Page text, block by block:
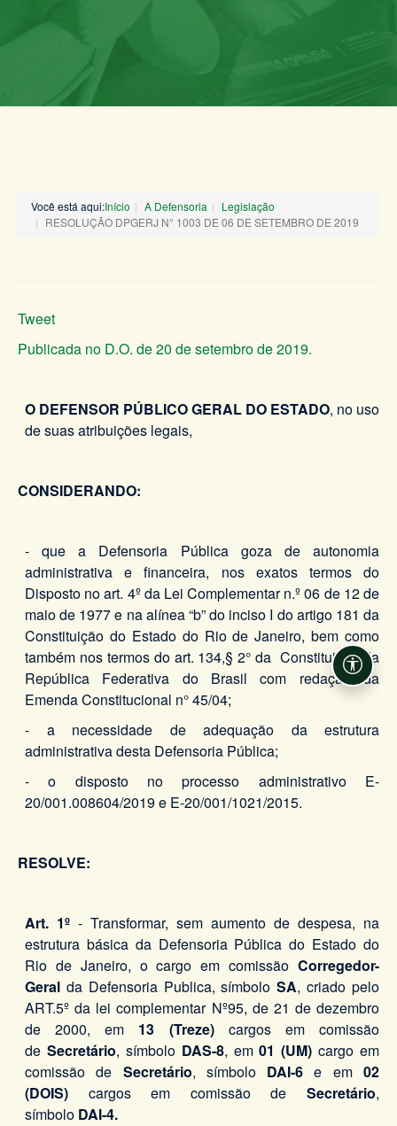
Você está aqui:Início A Defensoria
Legislação
RESOLUÇÃO DPGERJ N° 1003 DE 06 DE SETEMBRO DE 2019
Tweet
Publicada no D.O. de 20 de setembro de 2019.
O DEFENSOR PÚBLICO GERAL DO ESTADO, no uso
de suas atribuições legais,
CONSIDERANDO:
- que a Defensoria Pública goza de autonomia
administrativa e financeira, nos exatos termos do
Disposto no art. 4º da Lei Complementar n.º 06 de 12 de
maio de 1977 e na alínea “b” do inciso I do artigo 181 da
Constituição do Estado do Rio de Janeiro, bem como
também nos termos do art. 134,§ 2° da Constituição da
República Federativa do Brasil com redação da
Emenda Constitucional n° 45/04;
- a necessidade de adequação da estrutura
administrativa desta Defensoria Pública;
- o disposto no processo administrativo E-
20/001.008604/2019 e E-20/001/1021/2015.
RESOLVE:
Art. 1º - Transformar, sem aumento de despesa, na
estrutura básica da Defensoria Pública do Estado do
Rio de Janeiro, o cargo em comissão Corregedor-
Geral da Defensoria Publica, símboloSA, criado pelo
ART.5º da lei complementar Nº95, de 21 de dezembro
de 2000, em 13 (Treze)cargos em comissão
de Secretário, símbolo DAS-8, em01 (UM) cargo em
comissão de Secretário, símbolo DAI-6 e em02
(DOIS) cargos em comissão de Secretário,
símbolo DAI-4.